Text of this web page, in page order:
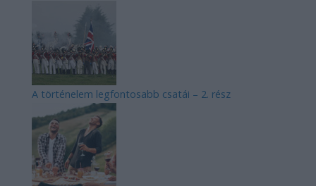
A történelem legfontosabb csatái – 2. rész